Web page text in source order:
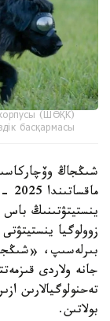
(ШӨҚК)
басқармасы
شىڭجاڭ
ينستيتۋتىنىڭ باس
زوولوگيا
بىرلەسىپ،
جانە ولاردى
تەحنولوگيالارىن
بولاتىن.